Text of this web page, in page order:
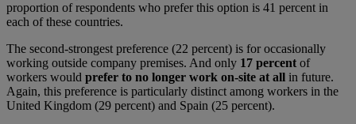
proportion of respondents who prefer this option is 41 percent in
each of these countries.
The second-strongest preference (22 percent) is for occasionally
working outside company premises. And only 17 percent of
workers would prefer to no longer work on-site at all in future.
Again, this preference is particularly distinct among workers in the
United Kingdom (29 percent) and Spain (25 percent).